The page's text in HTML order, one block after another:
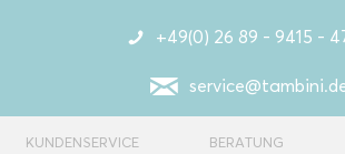
+49(0) 26 89 - 9415 -
KUNDENSERVICE BERATUNG